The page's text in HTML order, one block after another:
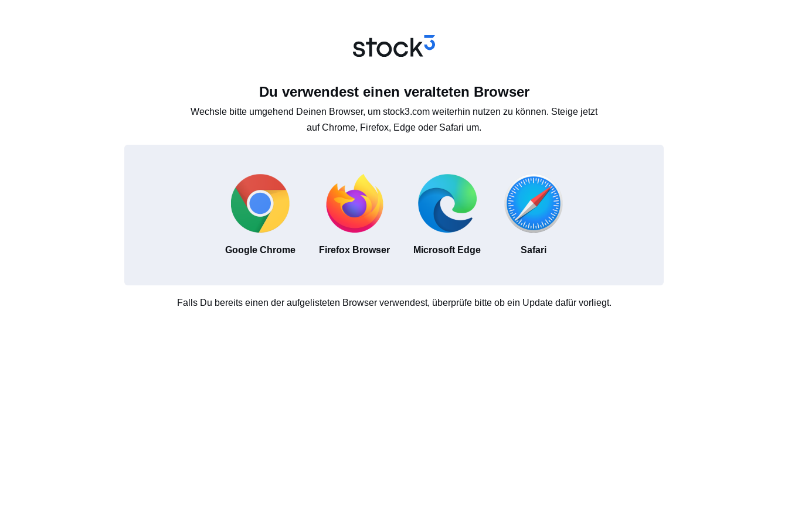
Du verwendest einen veralteten Browser
Wechsle bitte umgehend Deinen Browser, um stock3.com weiterhin nutzen zu können. Steige jetzt
auf Chrome, Firefox, Edge oder Safari um.
Google Chrome Firefox Browser Microsoft Edge Safari
Falls Du bereits einen der aufgelisteten Browser verwendest, überprüfe bitte ob ein Update dafür vorliegt.